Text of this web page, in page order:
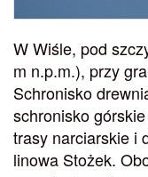
W Wiśle, pod
m n.p.m.), przy
Schronisko
schronisko
trasy narciarskie i
linowa Stożek.